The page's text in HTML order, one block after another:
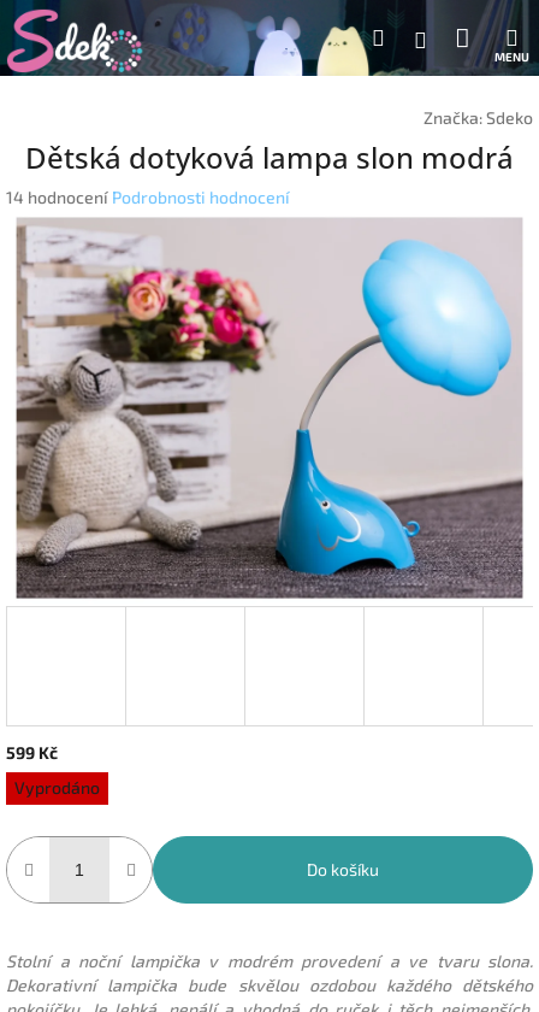
Přejít
na
obsah
HledatPřihlášení
košík
Značka:Sdeko
Dětská dotyková lampa slon modrá
Průměrné
hodnocení
produktu
hvězdiček.
14 hodnocení Podrobnosti hodnocení
599 Kč
Měrná
cena:
Vyprodáno
Do košíku
Stolní a noční lampička v modrém provedení a ve tvaru slona.
Dekorativní lampička bude skvělou ozdobou každého dětského